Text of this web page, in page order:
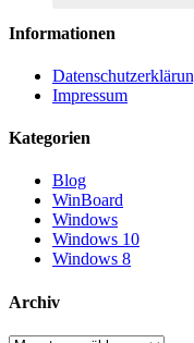
Informationen
Impressum
Kategorien
Blog
WinBoard
Windows
Windows 10
Windows 8
Archiv